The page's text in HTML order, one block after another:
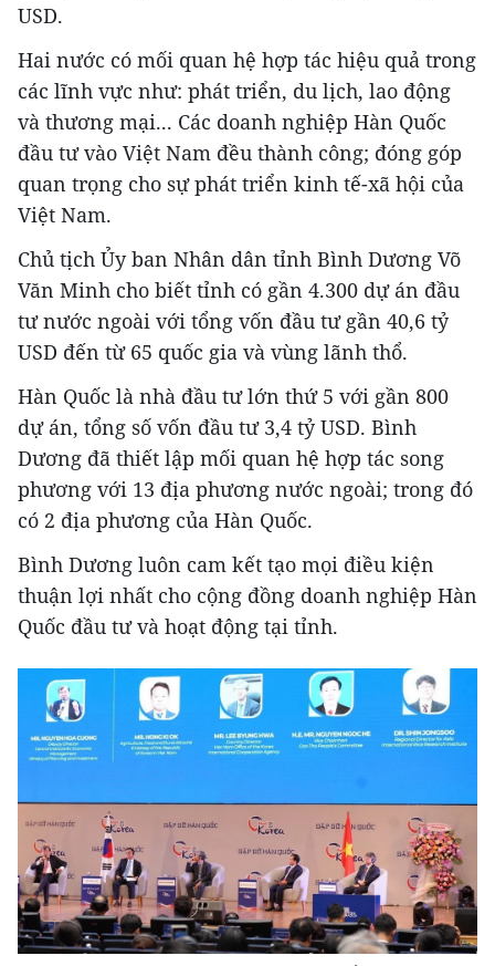
USD.
Hai nước có mối quan hệ hợp tác hiệu quả trong
các lĩnh vực như: phát triển, du lịch, lao động
và thương mại... Các doanh nghiệp Hàn Quốc
đầu tư vào Việt Nam đều thành công; đóng góp
quan trọng cho sự phát triển kinh tế-xã hội của
Việt Nam.
Chủ tịch Ủy ban Nhân dân tỉnh Bình Dương Võ
Văn Minh cho biết tỉnh có gần 4.300 dự án đầu
tư nước ngoài với tổng vốn đầu tư gần 40,6 tỷ
USD đến từ 65 quốc gia và vùng lãnh thổ.
Hàn Quốc là nhà đầu tư lớn thứ 5 với gần 800
dự án, tổng số vốn đầu tư 3,4 tỷ USD. Bình
Dương đã thiết lập mối quan hệ hợp tác song
phương với 13 địa phương nước ngoài; trong đó
có 2 địa phương của Hàn Quốc.
Bình Dương luôn cam kết tạo mọi điều kiện
thuận lợi nhất cho cộng đồng doanh nghiệp Hàn
Quốc đầu tư và hoạt động tại tỉnh.